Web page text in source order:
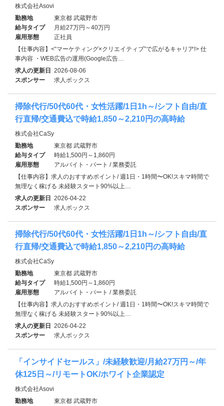
株式会社Asovi
勤務地
東京都 武蔵野市
給与タイプ
月給27万円～40万円
雇用形態
正社員
【仕事内容】<“マーケティング×クリエイティブ”で広がるキャリア!> 仕
事内容 ・WEB広告の運用(Google広告…
求人の更新日 2026-08-06
スポンサー
求人ボックス
掃除代行/50代60代・女性活躍/1日1h～/シフト自由/直
行直帰/交通費込で時給1,850～2,210円の高時給
株式会社CaSy
勤務地
東京都 武蔵野市
給与タイプ
時給1,500円～1,860円
雇用形態
アルバイト・パート / 業務委託
【仕事内容】求人のおすすめポイント/ 週1日・1時間〜OK!スキマ時間で
無理なく稼げる 未経験スタート90%以上…
求人の更新日 2026-04-22
スポンサー
求人ボックス
掃除代行/50代60代・女性活躍/1日1h～/シフト自由/直
行直帰/交通費込で時給1,850～2,210円の高時給
株式会社CaSy
勤務地
東京都 武蔵野市
給与タイプ
時給1,500円～1,860円
雇用形態
アルバイト・パート / 業務委託
【仕事内容】求人のおすすめポイント/ 週1日・1時間〜OK!スキマ時間で
無理なく稼げる 未経験スタート90%以上…
求人の更新日 2026-04-22
スポンサー
求人ボックス
「インサイドセールス」/未経験歓迎/月給27万円～/年
休125日～/リモートOK/ホワイト企業認定
株式会社Asovi
勤務地
東京都 武蔵野市